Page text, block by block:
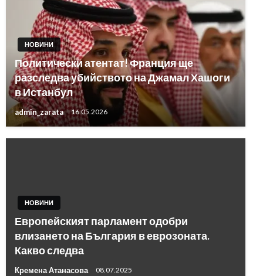
НОВИНИ
Политически атентат! Франция ще
разследва убийството на Джамал Хашоги
в Истанбул
admin_zarata 16.05.2026
НОВИНИ
Европейският парламент одобри
влизането на България в еврозоната.
Какво следва
Кремена Атанасова 08.07.2025